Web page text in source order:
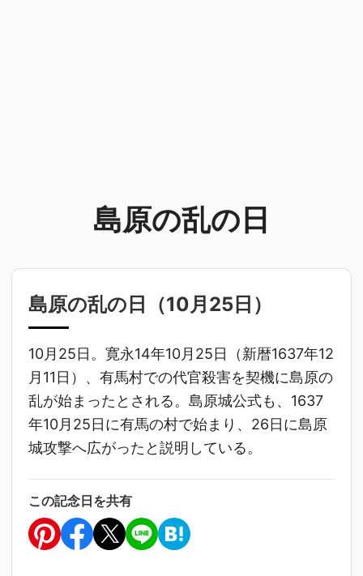
島原の乱の日
島原の乱の日（10月25日 ）
10月25日。寛永14年10月25日（新暦1637年12
月11日）、有馬村での代官殺害を契機に島原の
乱が始まったとされる。島原城公式も、1637
年10月25日に有馬の村で始まり、26日に島原
城攻撃へ広がったと説明している。
この記念日を共有